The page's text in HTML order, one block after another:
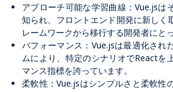
アプローチ可能な学習曲線：Vue.jsは
知られ、フロントエンド開発に新しく
レームワークから移行する開発者にと
パフォーマンス： Vue.jsは最適化され
ムにより、特定のシナリオでReactを
マンス指標を誇っています。
柔軟性：Vue.jsはシンプルさと柔軟性